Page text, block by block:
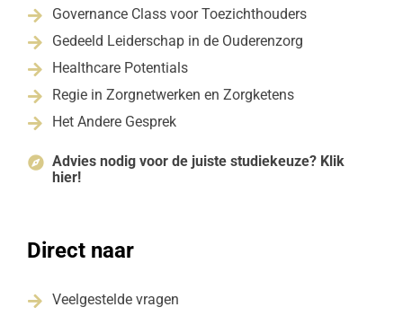
 Governance Class voor Toezichthouders
 Gedeeld Leiderschap in de Ouderenzorg
 Healthcare Potentials
 Regie in Zorgnetwerken en Zorgketens
 Het Andere Gesprek
 Advies nodig voor de juiste studiekeuze? Klik
hier!
Direct naar
 Veelgestelde vragen